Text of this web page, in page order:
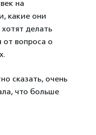
на
какие они
делать
от вопроса о
сказать, очень
что больше